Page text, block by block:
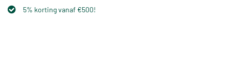
5% korting vanaf €500!